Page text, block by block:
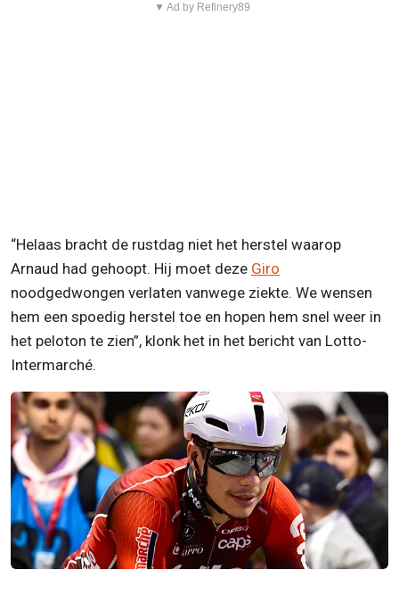
▼ Ad by Refinery89
“Helaas bracht de rustdag niet het herstel waarop
Arnaud had gehoopt. Hij moet deze Giro
noodgedwongen verlaten vanwege ziekte. We wensen
hem een spoedig herstel toe en hopen hem snel weer in
het peloton te zien”, klonk het in het bericht van Lotto-
Intermarché.